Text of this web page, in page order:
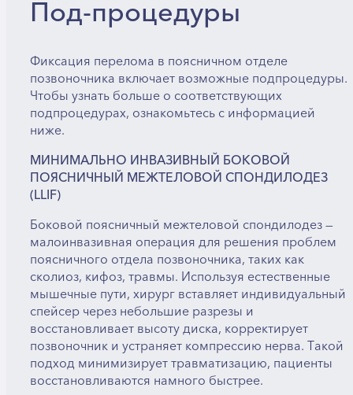
Под-процедуры
Фиксация перелома в поясничном отделе
позвоночника включает возможные подпроцедуры.
Чтобы узнать больше о соответствующих
подпроцедурах, ознакомьтесь с информацией
ниже.
МИНИМАЛЬНО ИНВАЗИВНЫЙ БОКОВОЙ
ПОЯСНИЧНЫЙ МЕЖТЕЛОВОЙ СПОНДИЛОДЕЗ
(LLIF)
Боковой поясничный межтеловой спондилодез —
малоинвазивная операция для решения проблем
поясничного отдела позвоночника, таких как
сколиоз, кифоз, травмы. Используя естественные
мышечные пути, хирург вставляет индивидуальный
спейсер через небольшие разрезы и
восстановливает высоту диска, корректирует
позвоночник и устраняет компрессию нерва. Такой
подход минимизирует травматизацию, пациенты
восстановливаются намного быстрее.